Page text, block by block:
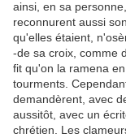
ainsi, en sa
reconnurent aussi
qu'elles étaient,
-de sa croix, comme
fit qu'on la ramena
tourments.
demandèrent, avec
aussitôt, avec un
chrétien. Les